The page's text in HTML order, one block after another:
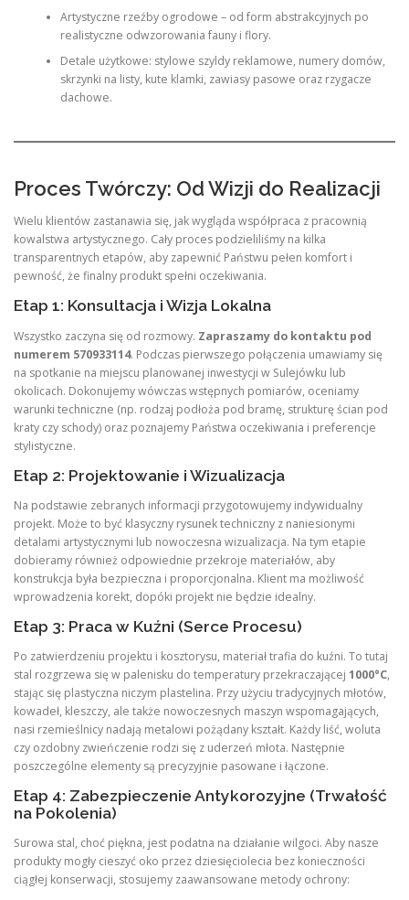
Artystyczne rzeźby ogrodowe – od form abstrakcyjnych po
realistyczne odwzorowania fauny i flory.
Detale użytkowe: stylowe szyldy reklamowe, numery domów,
skrzynki na listy, kute klamki, zawiasy pasowe oraz rzygacze
dachowe.
Proces Twórczy: Od Wizji do Realizacji
Wielu klientów zastanawia się, jak wygląda współpraca z pracownią
kowalstwa artystycznego. Cały proces podzieliliśmy na kilka
transparentnych etapów, aby zapewnić Państwu pełen komfort i
pewność, że finalny produkt spełni oczekiwania.
Etap 1: Konsultacja i Wizja Lokalna
Wszystko zaczyna się od rozmowy. Zapraszamy do kontaktu pod
numerem 570933114. Podczas pierwszego połączenia umawiamy się
na spotkanie na miejscu planowanej inwestycji w Sulejówku lub
okolicach. Dokonujemy wówczas wstępnych pomiarów, oceniamy
warunki techniczne (np. rodzaj podłoża pod bramę, strukturę ścian pod
kraty czy schody) oraz poznajemy Państwa oczekiwania i preferencje
stylistyczne.
Etap 2: Projektowanie i Wizualizacja
Na podstawie zebranych informacji przygotowujemy indywidualny
projekt. Może to być klasyczny rysunek techniczny z naniesionymi
detalami artystycznymi lub nowoczesna wizualizacja. Na tym etapie
dobieramy również odpowiednie przekroje materiałów, aby
konstrukcja była bezpieczna i proporcjonalna. Klient ma możliwość
wprowadzenia korekt, dopóki projekt nie będzie idealny.
Etap 3: Praca w Kuźni (Serce Procesu)
Po zatwierdzeniu projektu i kosztorysu, materiał trafia do kuźni. To tutaj
stal rozgrzewa się w palenisku do temperatury przekraczającej 1000°C,
stając się plastyczna niczym plastelina. Przy użyciu tradycyjnych młotów,
kowadeł, kleszczy, ale także nowoczesnych maszyn wspomagających,
nasi rzemieślnicy nadają metalowi pożądany kształt. Każdy liść, woluta
czy ozdobny zwieńczenie rodzi się z uderzeń młota. Następnie
poszczególne elementy są precyzyjnie pasowane i łączone.
Etap 4: Zabezpieczenie Antykorozyjne (Trwałość
na Pokolenia)
Surowa stal, choć piękna, jest podatna na działanie wilgoci. Aby nasze
produkty mogły cieszyć oko przez dziesięciolecia bez konieczności
ciągłej konserwacji, stosujemy zaawansowane metody ochrony: